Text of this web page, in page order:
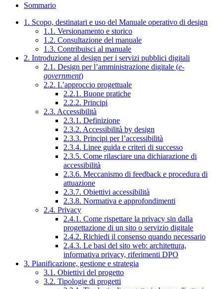
Sommario
1. Scopo, destinatari e uso del Manuale operativo di design
1.1. Versionamento e storico
1.2. Consultazione del manuale
1.3. Contribuisci al manuale
2. Introduzione al design per i servizi pubblici digitali
2.1. Design per l’amministrazione digitale (e-
government)
2.2. L’approccio progettuale
2.2.1. Buone pratiche
2.2.2. Principi
2.3. Accessibilità
2.3.1. Definizione
2.3.2. Accessibilità by design
2.3.3. Principi per l’accessibilità
2.3.4. Linee guida e criteri di successo
2.3.5. Come rilasciare una dichiarazione di
accessibilità
2.3.6. Meccanismo di feedback e procedura di
attuazione
2.3.7. Obiettivi accessibilità
2.3.8. Normativa e approfondimenti
2.4. Privacy
2.4.1. Come rispettare la privacy sin dalla
progettazione di un sito o servizio digitale
2.4.2. Richiedi il consenso quando necessario
2.4.3. Le basi del sito web: architettura,
informativa privacy, riferimenti DPO
3. Pianificazione, gestione e strategia
3.1. Obiettivi del progetto
3.2. Tipologie di progetti